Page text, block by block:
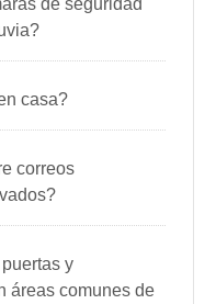
de seguridad
casa?
correos
y
áreas comunes de